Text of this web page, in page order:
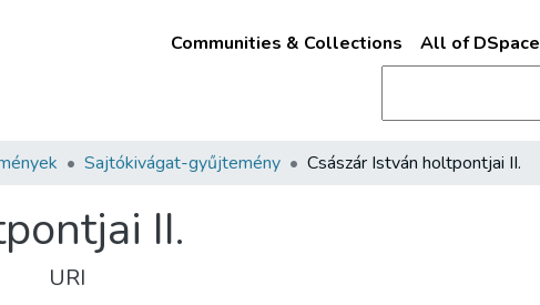
Communities & Collections All of DSpace
Sajtókivágat-gyűjtemény Császár István holtpontjai II.
II.
URI